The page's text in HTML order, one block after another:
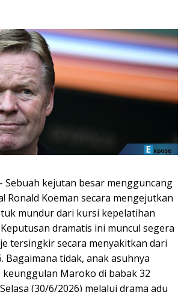
Sebuah kejutan besar mengguncang
Ronald Koeman secara mengejutkan
mundur dari kursi kepelatihan
dramatis ini muncul segera
tersingkir secara menyakitkan dari
Bagaimana tidak, anak asuhnya
Maroko di babak 32
(30/6/2026) melalui drama adu